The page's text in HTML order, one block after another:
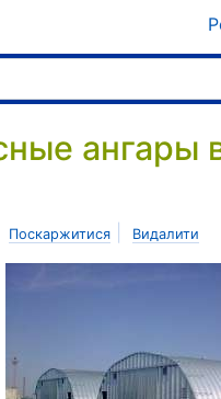
ангары
Поскаржитися Видалити